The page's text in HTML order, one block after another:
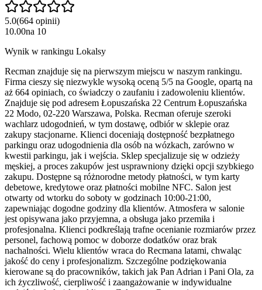
5.0(664 opinii)
10.00na 10
Wynik w rankingu Lokalsy
Recman znajduje się na pierwszym miejscu w naszym rankingu.
Firma cieszy się niezwykle wysoką oceną 5/5 na Google, opartą na
aż 664 opiniach, co świadczy o zaufaniu i zadowoleniu klientów.
Znajduje się pod adresem Łopuszańska 22 Centrum Łopuszańska
22 Modo, 02-220 Warszawa, Polska. Recman oferuje szeroki
wachlarz udogodnień, w tym dostawę, odbiór w sklepie oraz
zakupy stacjonarne. Klienci doceniają dostępność bezpłatnego
parkingu oraz udogodnienia dla osób na wózkach, zarówno w
kwestii parkingu, jak i wejścia. Sklep specjalizuje się w odzieży
męskiej, a proces zakupów jest usprawniony dzięki opcji szybkiego
zakupu. Dostępne są różnorodne metody płatności, w tym karty
debetowe, kredytowe oraz płatności mobilne NFC. Salon jest
otwarty od wtorku do soboty w godzinach 10:00-21:00,
zapewniając dogodne godziny dla klientów. Atmosfera w salonie
jest opisywana jako przyjemna, a obsługa jako przemiła i
profesjonalna. Klienci podkreślają trafne ocenianie rozmiarów przez
personel, fachową pomoc w doborze dodatków oraz brak
nachalności. Wielu klientów wraca do Recmana latami, chwaląc
jakość do ceny i profesjonalizm. Szczególne podziękowania
kierowane są do pracowników, takich jak Pan Adrian i Pani Ola, za
ich życzliwość, cierpliwość i zaangażowanie w indywidualne